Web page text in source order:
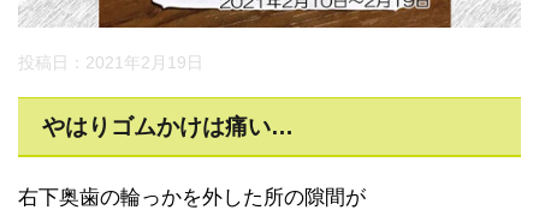
投稿日：2021年2月19日
やはりゴムかけは痛い…
右下奥歯の輪っかを外した所の隙間が